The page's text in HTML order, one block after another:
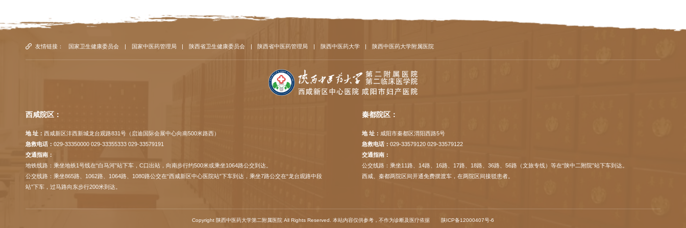
友情链接： 国家卫生健康委员会 | 国家中医药管理局 | 陕西省卫生健康委员会 | 陕西省中医药管理局 | 陕西中医药大学 | 陕西中医药大学附属医院
西咸院区：
地 址： 西咸新区沣西新城龙台观路831号（启迪国际会展中心向南500米路西）
急救电话： 029-33350000 029-33355333 029-33579191
交通指南：
地铁线路：乘坐地铁1号线在“白马河”站下车，C口出站，向南步行约500米或乘坐1064路公交到达。
公交线路：乘坐865路、1062路、1064路、1080路公交在“西咸新区中心医院站”下车到达，乘坐7路公交在“龙台观路中段
站”下车，过马路向东步行200米到达。
秦都院区：
地 址： 咸阳市秦都区渭阳西路5号
急救电话：029-33579120 029-33579122
交通指南：
公交线路：乘坐11路、14路、16路、17路、18路、36路、56路（文旅专线）等在“陕中二附院”站下车到达。
西咸、秦都两院区间开通免费摆渡车，在两院区间接驳患者。
Copyright 陕西中医药大学第二附属医院 All Rights Reserved. 本站内容仅供参考，不作为诊断及医疗依据 陕ICP备12000407号-6